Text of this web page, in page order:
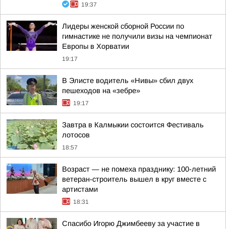
19:37
Лидеры женской сборной России по
гимнастике не получили визы на чемпионат
Европы в Хорватии
19:17
В Элисте водитель «Нивы» сбил двух
пешеходов на «зебре»
19:17
Завтра в Калмыкии состоится Фестиваль
лотосов
18:57
Возраст — не помеха празднику: 100-летний
ветеран-строитель вышел в круг вместе с
артистами
18:31
Спасибо Игорю Джимбееву за участие в